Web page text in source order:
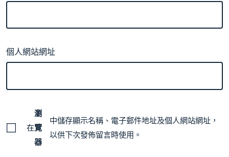
個人網站網址
在
瀏
覽
器
中儲存顯示名稱、電子郵件地址及個人網站網址，
以供下次發佈留言時使用。